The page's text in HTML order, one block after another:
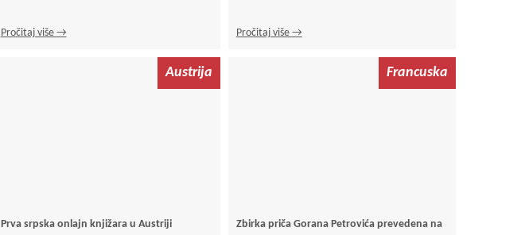
Pročitaj više → Pročitaj više →
Austrija
Prva srpska onlajn knjižara u Austriji
Francuska
Zbirka priča Gorana Petrovića prevedena na